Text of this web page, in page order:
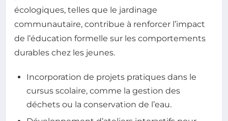
écologiques, telles que le jardinage
communautaire, contribue à renforcer l’impact
de l’éducation formelle sur les comportements
durables chez les jeunes.
Incorporation de projets pratiques dans le
cursus scolaire, comme la gestion des
déchets ou la conservation de l’eau.